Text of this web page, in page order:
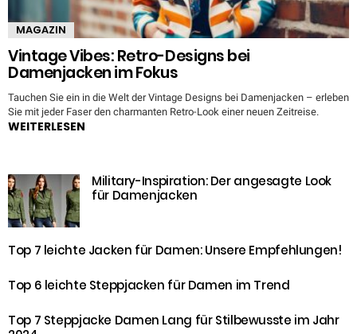
MAGAZIN
Vintage Vibes: Retro-Designs bei
Damenjacken im Fokus
Tauchen Sie ein in die Welt der Vintage Designs bei Damenjacken – erleben
Sie mit jeder Faser den charmanten Retro-Look einer neuen Zeitreise.
WEITERLESEN
Military-Inspiration: Der angesagte Look
für Damenjacken
Top 7 leichte Jacken für Damen: Unsere Empfehlungen!
Top 6 leichte Steppjacken für Damen im Trend
Top 7 Steppjacke Damen Lang für Stilbewusste im Jahr